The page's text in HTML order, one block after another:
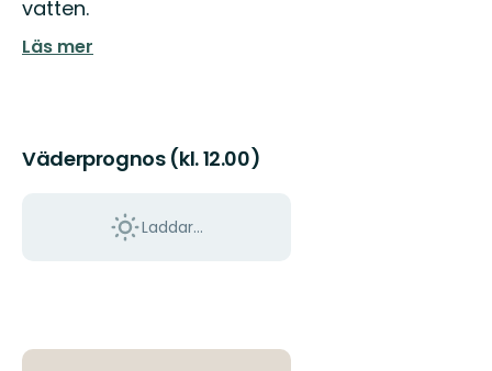
vatten.
Läs mer
Väderprognos (kl. 12.00)
Laddar...